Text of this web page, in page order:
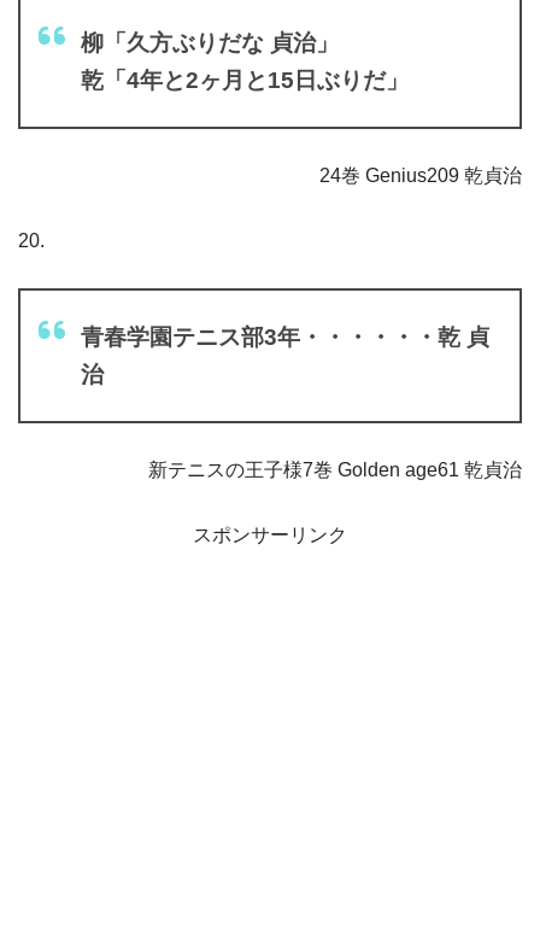
柳「久方ぶりだな 貞治」
乾「4年と2ヶ月と15日ぶりだ」
24巻 Genius209 乾貞治
20.
青春学園テニス部3年・・・・・・乾 貞
治
新テニスの王子様7巻 Golden age61 乾貞治
スポンサーリンク